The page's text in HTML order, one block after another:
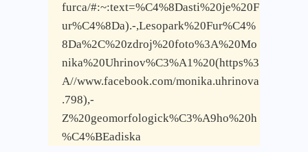
furca/#:~:text=%C4%8Dasti%20je%20F
ur%C4%8Da).-,Lesopark%20Fur%C4%
8Da%2C%20zdroj%20foto%3A%20Mo
nika%20Uhrinov%C3%A1%20(https%3
A//www.facebook.com/monika.uhrinova
.798),-
Z%20geomorfologick%C3%A9ho%20h
%C4%BEadiska